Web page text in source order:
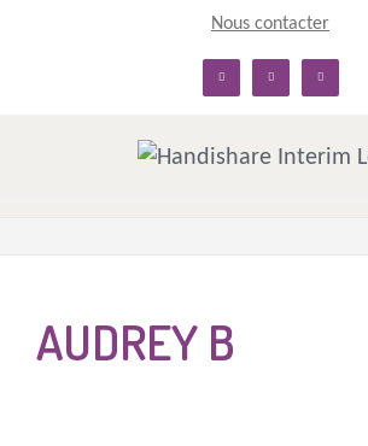
Nous contacter
linkedin facebook twitter
AUDREY B